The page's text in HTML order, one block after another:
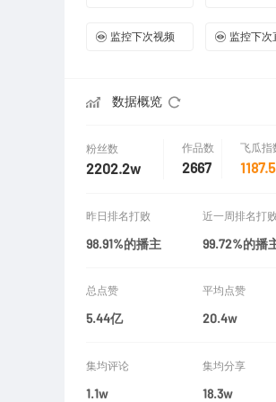
监控下次视频 监控下次
数据概览
粉丝数
2202.2w
作品数
2667
飞瓜指
1187.5
昨日排名打败
98.91%的播主
近一周排名打败
99.72%的播
总点赞
5.44亿
平均点赞
20.4w
集均评论
1.1w
集均分享
18.3w